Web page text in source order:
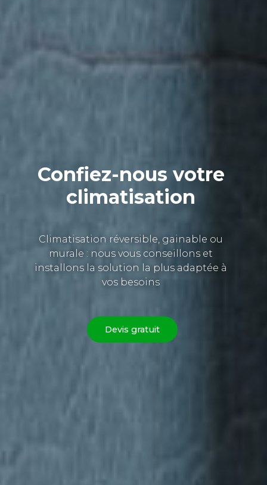
Confiez-nous votre
climatisation
Climatisation réversible, gainable ou
murale : nous vous conseillons et
installons la solution la plus adaptée à
vos besoins
Devis gratuit